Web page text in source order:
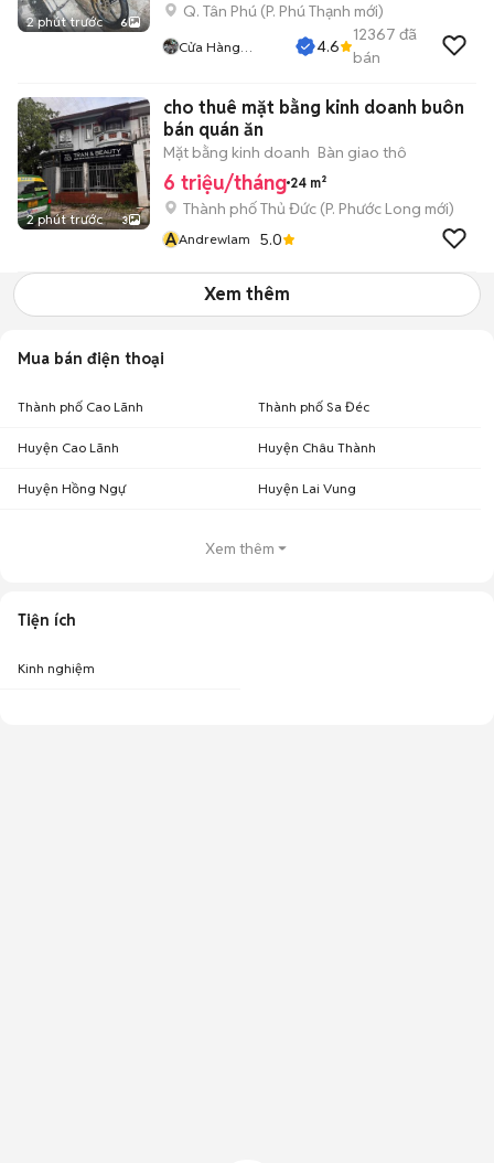
2 phút trước 6
Q. Tân Phú (P. Phú Thạnh mới)
Cửa Hàng
4.6
12367 đã
bán
2 phút trước 3
cho thuê mặt bằng kinh doanh buôn
bán quán ăn
Mặt bằng kinh doanh Bàn giao thô
6 triệu/tháng 24 m²
Thành phố Thủ Đức (P. Phước Long mới)
AAndrewlam 5.0
Xem thêm
Mua bán điện thoại
Thành phố Cao Lãnh Thành phố Sa Đéc
Huyện Cao Lãnh Huyện Châu Thành
Huyện Hồng Ngự Huyện Lai Vung
Xem thêm
Tiện ích
Kinh nghiệm